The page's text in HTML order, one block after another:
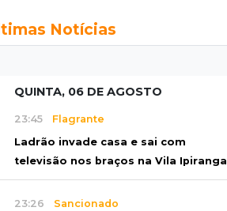
Notícias
QUINTA, 06 DE AGOSTO
23:45 Flagrante
Ladrão invade casa e sai com
televisão nos braços na Vila Ipiranga
23:26 Sancionado